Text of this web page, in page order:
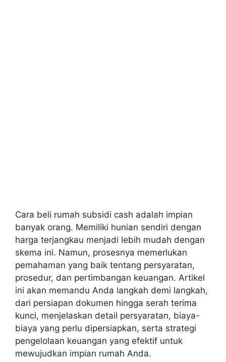
Cara beli rumah subsidi cash adalah impian
banyak orang. Memiliki hunian sendiri dengan
harga terjangkau menjadi lebih mudah dengan
skema ini. Namun, prosesnya memerlukan
pemahaman yang baik tentang persyaratan,
prosedur, dan pertimbangan keuangan. Artikel
ini akan memandu Anda langkah demi langkah,
dari persiapan dokumen hingga serah terima
kunci, menjelaskan detail persyaratan, biaya-
biaya yang perlu dipersiapkan, serta strategi
pengelolaan keuangan yang efektif untuk
mewujudkan impian rumah Anda.